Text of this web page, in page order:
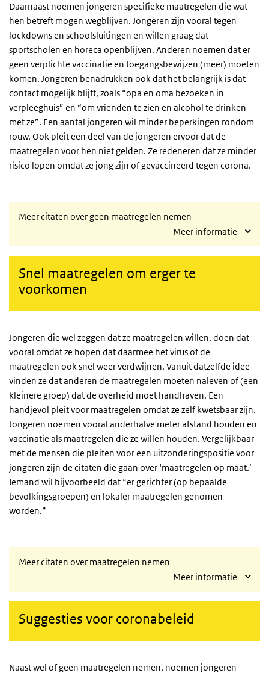
Daarnaast noemen jongeren specifieke maatregelen die wat
hen betreft mogen wegblijven. Jongeren zijn vooral tegen
lockdowns en schoolsluitingen en willen graag dat
sportscholen en horeca openblijven. Anderen noemen dat er
geen verplichte vaccinatie en toegangsbewijzen (meer) moeten
komen. Jongeren benadrukken ook dat het belangrijk is dat
contact mogelijk blijft, zoals “opa en oma bezoeken in
verpleeghuis” en “om vrienden te zien en alcohol te drinken
met ze”. Een aantal jongeren wil minder beperkingen rondom
rouw. Ook pleit een deel van de jongeren ervoor dat de
maatregelen voor hen niet gelden. Ze redeneren dat ze minder
risico lopen omdat ze jong zijn of gevaccineerd tegen corona.
Meer citaten over geen maatregelen nemen
Meer informatie
Snel maatregelen om erger te
voorkomen
Jongeren die wel zeggen dat ze maatregelen willen, doen dat
vooral omdat ze hopen dat daarmee het virus of de
maatregelen ook snel weer verdwijnen. Vanuit datzelfde idee
vinden ze dat anderen de maatregelen moeten naleven of (een
kleinere groep) dat de overheid moet handhaven. Een
handjevol pleit voor maatregelen omdat ze zelf kwetsbaar zijn.
Jongeren noemen vooral anderhalve meter afstand houden en
vaccinatie als maatregelen die ze willen houden. Vergelijkbaar
met de mensen die pleiten voor een uitzonderingspositie voor
jongeren zijn de citaten die gaan over ‘maatregelen op maat.’
Iemand wil bijvoorbeeld dat “er gerichter (op bepaalde
bevolkingsgroepen) en lokaler maatregelen genomen
worden.”
Meer citaten over maatregelen nemen
Meer informatie
Suggesties voor coronabeleid
Naast wel of geen maatregelen nemen, noemen jongeren